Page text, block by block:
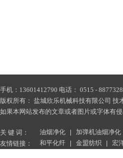
手机：13601412790 电话： 0515 -
版权所有： 盐城欣乐机械科技有限公司 技
如果本网站发布的文章或者图片或字体有
关 键 词： 油烟净化 加弹机油烟净化
友情链接：
和平化纤 金盟纺织 宏